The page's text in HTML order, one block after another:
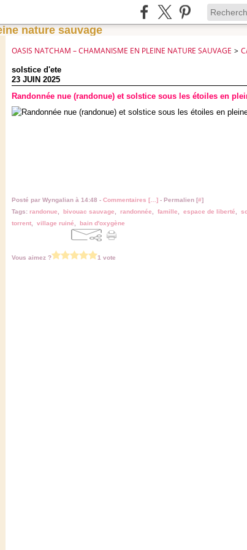
OASIS NATCHAM – CHAMANISME EN PLEINE NATURE SAUVAGE >
solstice d'ete
23 JUIN 2025
Randonnée nue (randonue) et solstice sous les étoiles en
Posté par Wyngalian à 14:48 - Commentaires [ ] - Permalien [#]
Tags: randonue bivouac sauvage randonnée famille espace de liberté
torrent
village ruiné bain d'oxygène
Vous aimez ? 1 vote